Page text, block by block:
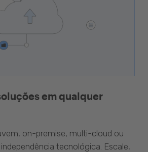
em qualquer
on-premise, multi-cloud ou
tecnológica. Escale,